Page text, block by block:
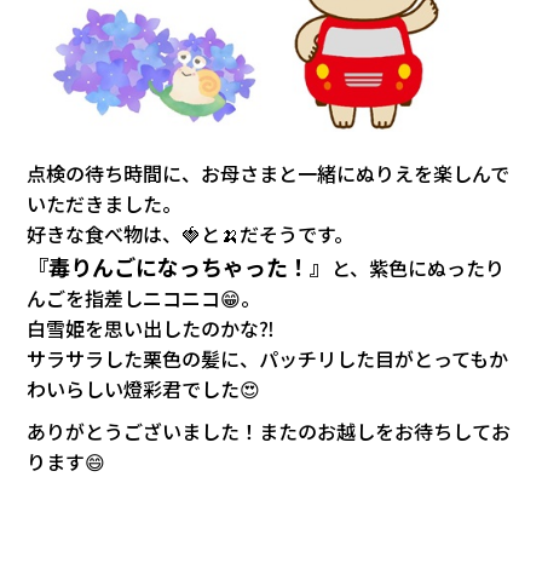
点検の待ち時間に、お母さまと一緒にぬりえを楽しんで
いただきました。
好きな食べ物は、🍓と🍌だそうです。
『毒りんごになっちゃった！』 と、紫色にぬったり
んごを指差しニコニコ😁。
白雪姫を思い出したのかな⁈
サラサラした栗色の髪に、パッチリした目がとってもか
わいらしい燈彩君でした😍
ありがとうございました！またのお越しをお待ちしてお
ります😄